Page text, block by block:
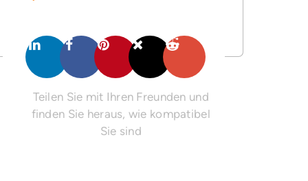
Teilen Sie mit Ihren Freunden und
finden Sie heraus, wie kompatibel
Sie sind